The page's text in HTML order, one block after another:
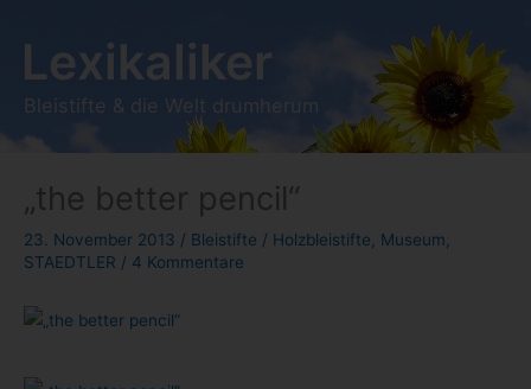
Inhalt
springen
Lexikaliker
Bleistifte & die Welt drumherum
„the better pencil“
23. November 2013 / Bleistifte / Holzbleistifte, Museum,
STAEDTLER / 4 Kommentare